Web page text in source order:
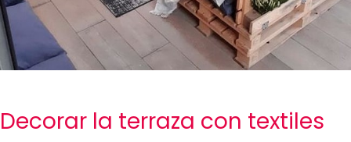
Decorar la terraza con textiles